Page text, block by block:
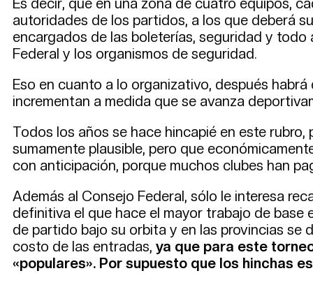
Es decir, que en una zona de cuatro equipos,
autoridades de los partidos, a los que deberá
encargados de las boleterías, seguridad y
Federal y los organismos de seguridad.
Eso en cuanto a lo organizativo, después
incrementan a medida que se avanza
Todos los años se hace hincapié en este
sumamente plausible, pero que
con anticipación, porque muchos clubes han
Además al Consejo Federal, sólo le interesa
definitiva el que hace el mayor trabajo de base
de partido bajo su orbita y en las provincias
costo de las entradas, ya que para este
«populares». Por supuesto que los hinchas